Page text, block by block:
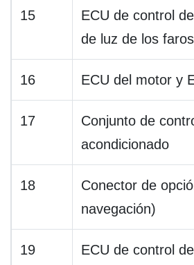
15
ECU de control
de luz de los faros
16 ECU del motor y
17
Conjunto de
acondicionado
18
Conector de
navegación)
19 ECU de control